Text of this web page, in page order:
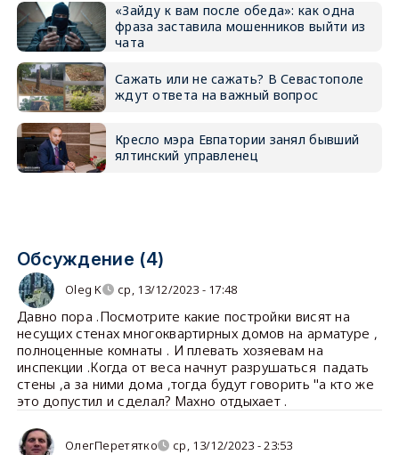
«Зайду к вам после обеда»: как одна
фраза заставила мошенников выйти из
чата
Сажать или не сажать? В Севастополе
ждут ответа на важный вопрос
Кресло мэра Евпатории занял бывший
ялтинский управленец
Обсуждение (4)
Oleg K ср, 13/12/2023 - 17:48
Давно пора .Посмотрите какие постройки висят на
несущих стенах многоквартирных домов на арматуре ,
полноценные комнаты . И плевать хозяевам на
инспекции .Когда от веса начнут разрушаться падать
стены ,а за ними дома ,тогда будут говорить "а кто же
это допустил и сделал? Махно отдыхает .
ОлегПеретятко ср, 13/12/2023 - 23:53